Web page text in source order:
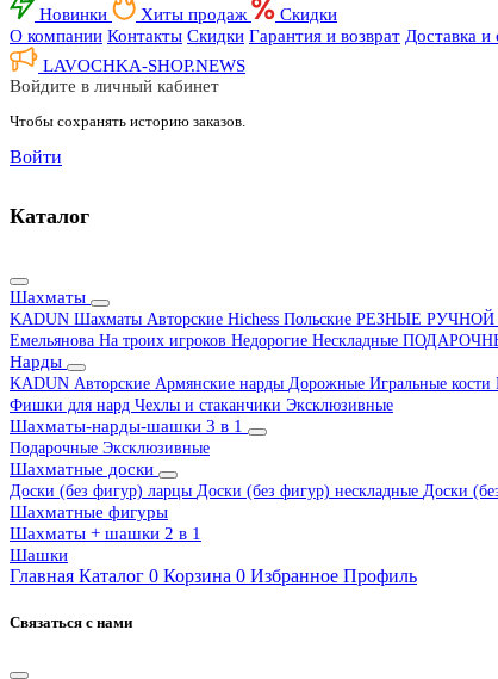
Новинки Хиты продаж
Скидки
О компании Контакты Скидки Гарантия и возврат Доставка и
LAVOCHKA-SHOP.NEWS
Войдите в личный кабинет
Чтобы сохранять историю заказов.
Войти
Каталог
Шахматы
KADUN Шахматы Авторские Hichess Польские РЕЗНЫЕ РУЧНОЙ
Емельянова На троих игроков Недорогие Нескладные
Нарды
KADUN Авторские Армянские нарды Дорожные Игральные кости
Фишки для нард Чехлы и стаканчики Эксклюзивные
Шахматы-нарды-шашки 3 в 1
Подарочные Эксклюзивные
Шахматные доски
Доски (без фигур) ларцы Доски (без фигур) нескладные Доски
Шахматные фигуры
Шахматы + шашки 2 в 1
Шашки
Главная Каталог 0 Корзина 0 Избранное Профиль
Связаться с нами